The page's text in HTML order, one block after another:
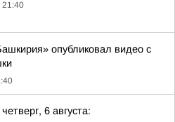
21:40
опубликовал видео с
6 августа: